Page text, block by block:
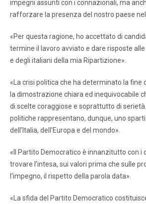
impegni assunti con i connazionali, ma
rafforzare la presenza del nostro paese nel
«Per questa ragione, ho accettato di
termine il lavoro avviato e dare risposte
e degli italiani della mia Ripartizione».
«La crisi politica che ha determinato la fine
la dimostrazione chiara ed inequivocabile
di scelte coraggiose e soprattutto di
politiche rappresentano, dunque, uno
dell’Italia, dell’Europa e del mondo».
«Il Partito Democratico è innanzitutto con i
trovare l’intesa, sui valori prima che sulle
l’impegno, il rispetto della parola data».
«La sfida del Partito Democratico